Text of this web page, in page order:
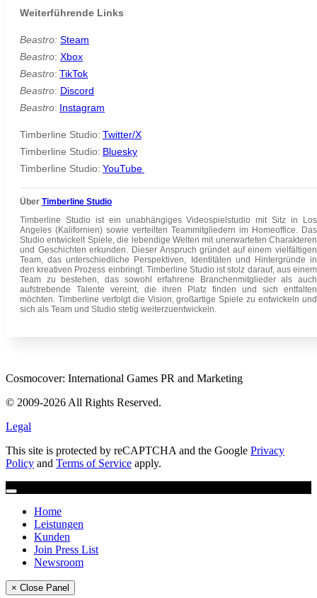
Weiterführende Links
Beastro: Steam
Beastro: Xbox
Beastro: TikTok
Beastro: Discord
Beastro: Instagram
Timberline Studio: Twitter/X
Timberline Studio: Bluesky
Timberline Studio: YouTube
Über Timberline Studio
Timberline Studio ist ein unabhängiges Videospielstudio mit Sitz in Los
Angeles (Kalifornien) sowie verteilten Teammitgliedern im Homeoffice. Das
Studio entwickelt Spiele, die lebendige Welten mit unerwarteten Charakteren
und Geschichten erkunden. Dieser Anspruch gründet auf einem vielfältigen
Team, das unterschiedliche Perspektiven, Identitäten und Hintergründe in
den kreativen Prozess einbringt. Timberline Studio ist stolz darauf, aus einem
Team zu bestehen, das sowohl erfahrene Branchenmitglieder als auch
aufstrebende Talente vereint, die ihren Platz finden und sich entfalten
möchten. Timberline verfolgt die Vision, großartige Spiele zu entwickeln und
sich als Team und Studio stetig weiterzuentwickeln.
Cosmocover: International Games PR and Marketing
© 2009-2026 All Rights Reserved.
Legal
This site is protected by reCAPTCHA and the Google Privacy
Policy and Terms of Service apply.
Home
Leistungen
Kunden
Join Press List
Newsroom
× Close Panel